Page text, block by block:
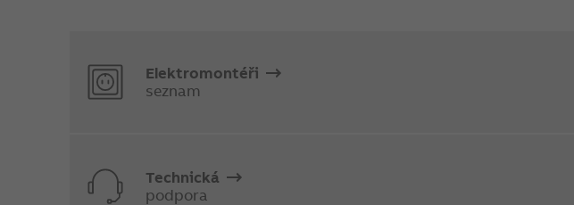
Elektromontéři
seznam
Technická
podpora